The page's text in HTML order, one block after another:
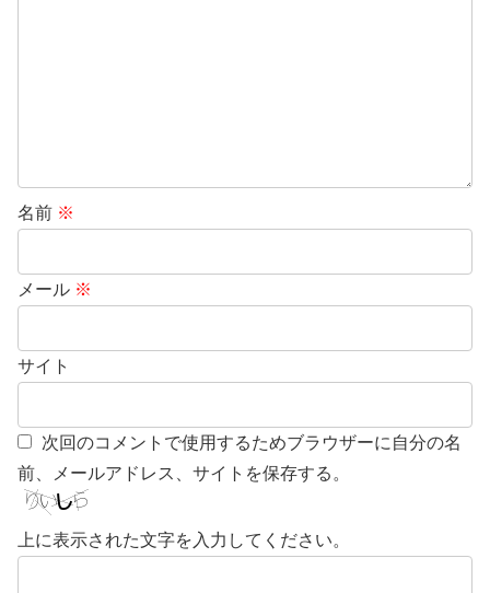
名前 ※
メール ※
サイト
次回のコメントで使用するためブラウザーに自分の名
前、メールアドレス、サイトを保存する。
上に表示された文字を入力してください。